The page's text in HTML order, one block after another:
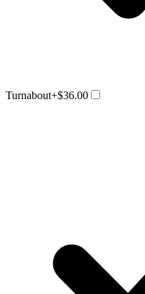
Turnabout+$36.00